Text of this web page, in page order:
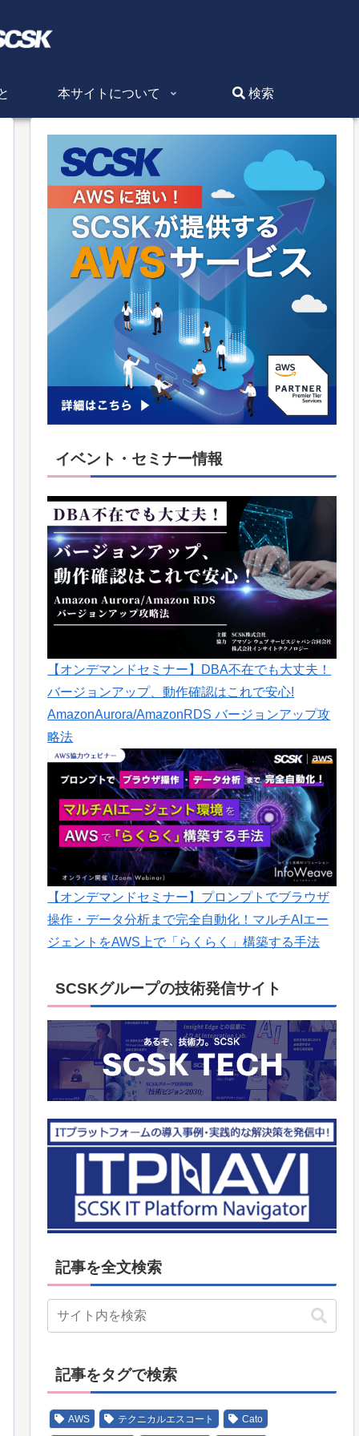
本サイトについて 検索
イベント・セミナー情報
【オンデマンドセミナー】DBA不在でも大丈夫！
バージョンアップ、動作確認はこれで安心!
AmazonAurora/AmazonRDS バージョンアップ攻
略法
【オンデマンドセミナー】プロンプトでブラウザ
操作・データ分析まで完全自動化！マルチAIエー
ジェントをAWS上で「らくらく」構築する手法
SCSKグループの技術発信サイト
記事を全文検索
記事をタグで検索
AWS テクニカルエスコート Cato